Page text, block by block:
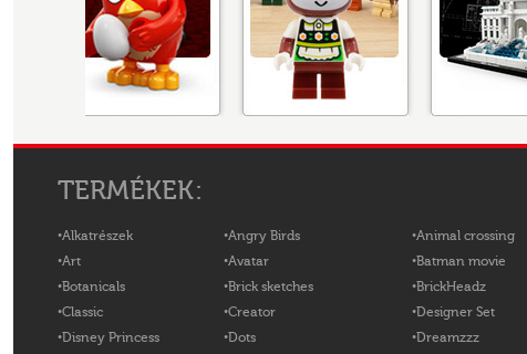
TERMÉKEK:
Alkatrészek
Art
Botanicals
Classic
Disney Princess
Angry Birds
Avatar
Brick sketches
Creator
Dots
Animal crossing
Batman movie
BrickHeadz
Designer Set
Dreamzzz